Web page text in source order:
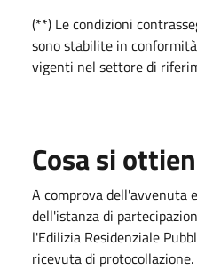
(**) Le condizioni
sono stabilite in
vigenti nel settore di
Cosa si
A comprova dell'avvenuta
dell'istanza di
l'Edilizia Residenziale
ricevuta di protocollazione.